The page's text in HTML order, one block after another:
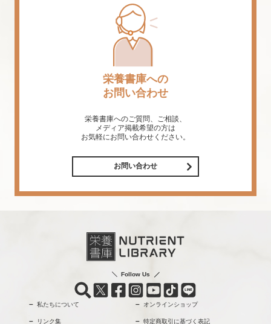
栄養書庫への
お問い合わせ
栄養書庫へのご質問、ご相談、
メディア掲載希望の方は
お気軽にお問い合わせください。
お問い合わせ
Follow Us
私たちについて オンラインショップ
リンク集 特定商取引に基づく表記